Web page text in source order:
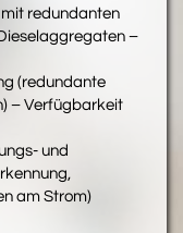
redundanten
–
(redundante
– Verfügbarkeit
und
am Strom)